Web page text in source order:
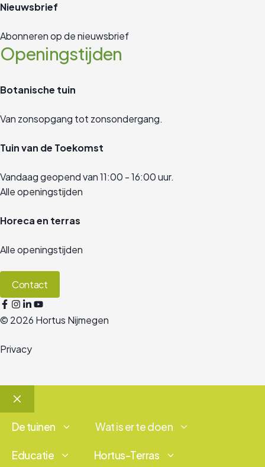
Nieuwsbrief
Abonneren op de nieuwsbrief
Openingstijden
Botanische tuin
Van zonsopgang tot zonsondergang.
Tuin van de Toekomst
Vandaag geopend van 11:00 - 16:00 uur.
Alle openingstijden
Horeca en terras
Alle openingstijden
Contact
© 2026 Hortus Nijmegen
Privacy
Sluiten
De tuinen Wat is er te doen
Educatie Hortus-Terras